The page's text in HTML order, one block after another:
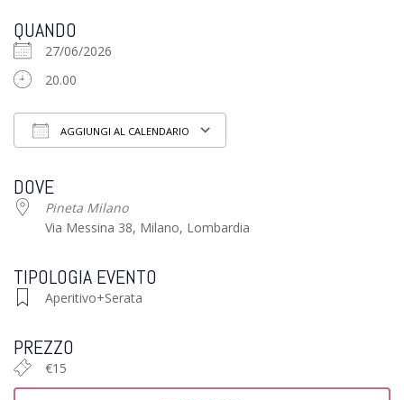
QUANDO
27/06/2026
20.00
AGGIUNGI AL CALENDARIO
DOVE
Pineta Milano
Via Messina 38, Milano, Lombardia
TIPOLOGIA EVENTO
Aperitivo+Serata
PREZZO
€15